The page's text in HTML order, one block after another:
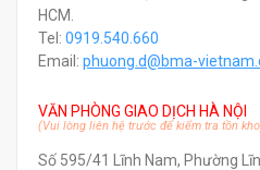
HCM.
Tel: 0919.540.660
Email: phuong.d@bma-
VĂN PHÒNG GIAO DỊCH HÀ NỘI
(Vui lòng liên hệ trước để kiểm tra tồn
Số 595/41 Lĩnh Nam, Phường